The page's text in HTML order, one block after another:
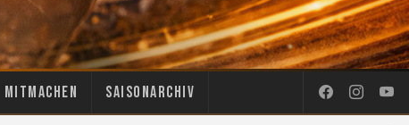
Mitmachen Saisonarchiv